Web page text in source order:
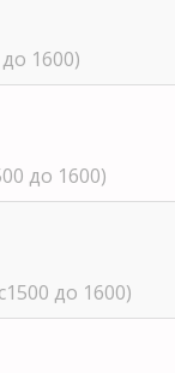
1600)
до 1600)
до 1600)